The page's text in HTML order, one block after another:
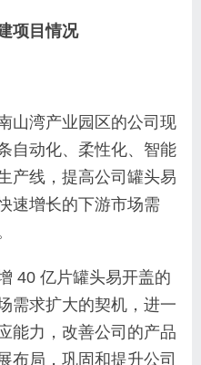
项目情况
山湾产业园区的公司现
自动化、柔性化、智能
产线，提高公司罐头易
速增长的下游市场需
40 亿片罐头易开盖的
需求扩大的契机，进一
能力，改善公司的产品
布局，巩固和提升公司